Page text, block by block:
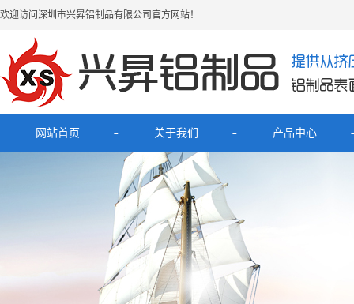
欢迎访问深圳市兴昇铝制品有限公司官方网站！
网站首页 关于我们
公司简介
联系我们
产品中心
移动电源充电宝铝外壳